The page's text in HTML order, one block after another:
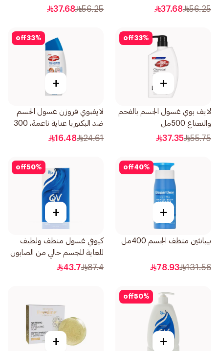
56.25
37.68
56.25
37.68
33%
off
+
لايف بوي غسول الجسم بالفحم
والنعناع 500مل
55.75
37.35
33%
off
+
لايفبوي فروزن غسول الجسم
ضد البكتيريا عناية ناعمة، 300
مل
24.61
16.48
40%
off
+
بيبانثين منظف الجسم 400مل
131.56
78.93
50%
off
+
كيوفي غسول منظف ولطيف
للغاية للجسم خالي من الصابون
250جرام
87.4
43.7
50%
off
+
+